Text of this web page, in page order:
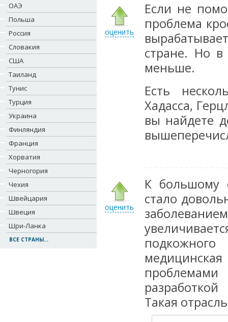
ОАЭ
Польша
Россия
Словакия
США
Таиланд
Тунис
Турция
Украина
Финляндия
Франция
Хорватия
Черногория
Чехия
Швейцария
Швеция
Шри-Ланка
ВСЕ СТРАНЫ...
оценить
Если не
проблема
стране. Но
меньше.
Есть
Хадасса,
вы найдете
оценить
К большому
стало
Такая